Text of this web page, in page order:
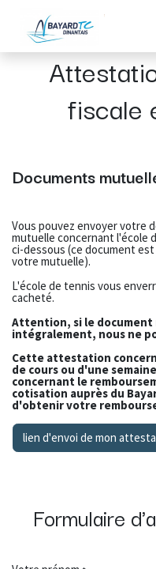
fiscale
Documents
Vous pouvez envoyer votre
mutuelle concernant l'école
ci-dessous (ce document
votre mutuelle).
L'école de tennis vous
cacheté.
Attention, si le document
intégralement, nous ne
Cette attestation
de cours ou d'une
concernant le
cotisation auprès du
d'obtenir votre
lien d'envoi de mon
Formulaire